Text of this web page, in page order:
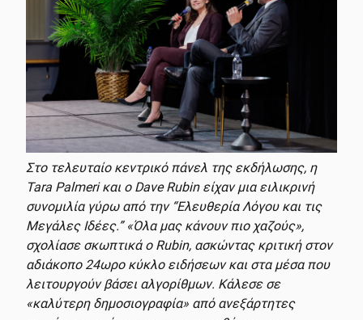
Στο τελευταίο κεντρικό πάνελ της εκδήλωσης, η
Tara Palmeri και ο Dave Rubin είχαν μια ειλικρινή
συνομιλία γύρω από την “Ελευθερία Λόγου και τις
Μεγάλες Ιδέες.” «Όλα μας κάνουν πιο χαζούς»,
σχολίασε σκωπτικά ο Rubin, ασκώντας κριτική στον
αδιάκοπο 24ωρο κύκλο ειδήσεων και στα μέσα που
λειτουργούν βάσει αλγορίθμων. Κάλεσε σε
«καλύτερη δημοσιογραφία» από ανεξάρτητες